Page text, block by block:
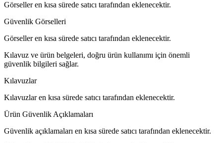
Görseller en kısa sürede satıcı tarafından eklenecektir.
Güvenlik Görselleri
Görseller en kısa sürede satıcı tarafından eklenecektir.
Kılavuz ve ürün belgeleri, doğru ürün kullanımı için önemli
güvenlik bilgileri sağlar.
Kılavuzlar
Kılavuzlar en kısa sürede satıcı tarafından eklenecektir.
Ürün Güvenlik Açıklamaları
Güvenlik açıklamaları en kısa sürede satıcı tarafından eklenecektir.